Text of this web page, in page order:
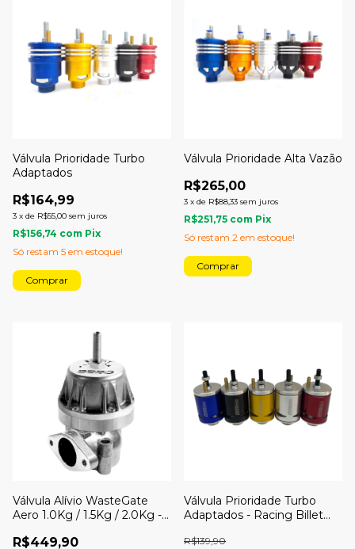
Válvula Prioridade Turbo
Adaptados
R$164,99
3 x de R$55,00 sem juros
R$156,74 com Pix
Só restam 5 em estoque!
Comprar
Válvula Prioridade Alta Vazão
R$265,00
3 x de R$88,33 sem juros
R$251,75 com Pix
Só restam 2 em estoque!
Comprar
Válvula Alívio WasteGate
Aero 1.0Kg / 1.5Kg / 2.0Kg -
R$449,90
Válvula Prioridade Turbo
Adaptados - Racing Billet
R$139,90